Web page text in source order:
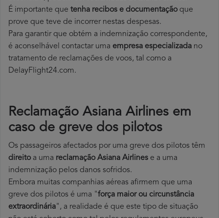
É importante que tenha recibos e documentaçãoque
prove que teve de incorrer nestas despesas.
Para garantir que obtém a indemnização correspondente,
é aconselhável contactar uma empresa especializada no
tratamento de reclamações de voos, tal como a
DelayFlight24.com.
Reclamação Asiana Airlines em
caso de greve dos pilotos
Os passageiros afectados por uma greve dos pilotos têm
direitoa uma reclamação Asiana Airlines e a uma
indemnização pelos danos sofridos.
Embora muitas companhias aéreas afirmem que uma
greve dos pilotos é uma "força maior ou circunstância
extraordinária", a realidade é que este tipo de situação